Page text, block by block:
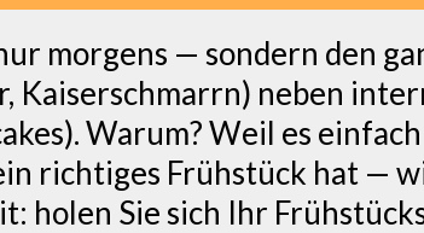
morgens — sondern den
Kaiserschmarrn) neben
Warum? Weil es
richtiges Frühstück hat —
holen Sie sich Ihr